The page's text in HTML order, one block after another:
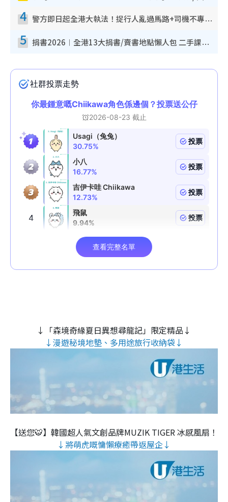
4 警方即日起全港大執法！捉行人亂過馬路+司機不專注駕駛！亂過馬路罰$2000
5 捐書2026︱全港13大捐書/賣書地點懶人包 二手課本最高$150＋舊書換免費咖啡/戲票
↓「森境奇緣夏日異想尋龍記」限定精品↓
↓漫遊秘境地墊、多用途旅行收納袋↓
【送您🐯】韓國超人氣文創品牌MUZIK TIGER 冰感風扇！
↓將萌虎嘅慵懶療癒帶返屋企↓